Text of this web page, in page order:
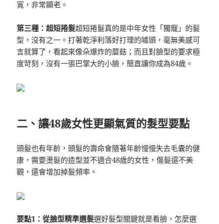
寬，非常顯老。
第三種：超短捲髮超短捲髮真的是中年女性「獨寵」的髮
型，沒有之一。打著乾淨利落好打理的噱頭，毫無美感可
言就算了，看起來像朵爆炸的蘑菇；而且對臉型的要求極
度苛刻，沒有一張巴掌大的小臉，簡直讓你成為84歲。
二、讓48歲女性更顯氣質的髮型要點
頭髮也有年齡，頭髮的壽命會隨著年齡慢慢失去毛囊的健
康，需要燙髮的造型並不適合48歲的女性，傷髮還不美
觀，還會增加掉髮頻率。
要點1：從臉型精準選髮選好髮型關鍵就是看臉，怎麼選